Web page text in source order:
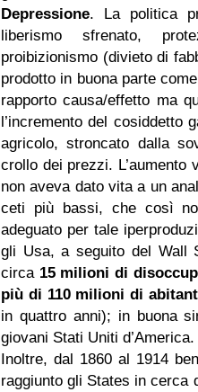
Depressione. La politica
liberismo sfrenato,
proibizionismo (divieto di
prodotto in buona parte
rapporto causa/effetto ma
l’incremento del cosiddetto
agricolo, stroncato dalla
crollo dei prezzi. L’aumento
non aveva dato vita a un
ceti più bassi, che così
adeguato per tale
gli Usa, a seguito del Wall
circa 15 milioni di
più di 110 milioni di
in quattro anni); in buona
giovani Stati Uniti d’America.
Inoltre, dal 1860 al 1914
raggiunto gli States in cerca